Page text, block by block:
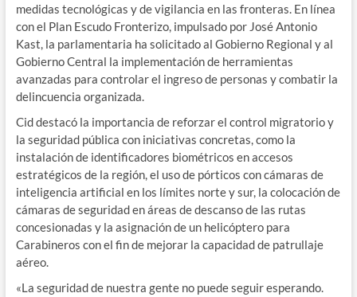
medidas tecnológicas y de vigilancia en las fronteras. En línea
con el Plan Escudo Fronterizo, impulsado por José Antonio
Kast, la parlamentaria ha solicitado al Gobierno Regional y al
Gobierno Central la implementación de herramientas
avanzadas para controlar el ingreso de personas y combatir la
delincuencia organizada.
Cid destacó la importancia de reforzar el control migratorio y
la seguridad pública con iniciativas concretas, como la
instalación de identificadores biométricos en accesos
estratégicos de la región, el uso de pórticos con cámaras de
inteligencia artificial en los límites norte y sur, la colocación de
cámaras de seguridad en áreas de descanso de las rutas
concesionadas y la asignación de un helicóptero para
Carabineros con el fin de mejorar la capacidad de patrullaje
aéreo.
«La seguridad de nuestra gente no puede seguir esperando.